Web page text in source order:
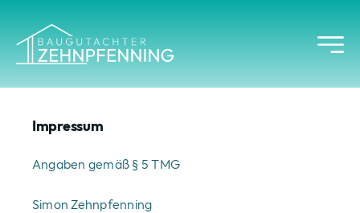
content
Impressum
Angaben gemäß § 5 TMG
Simon Zehnpfenning